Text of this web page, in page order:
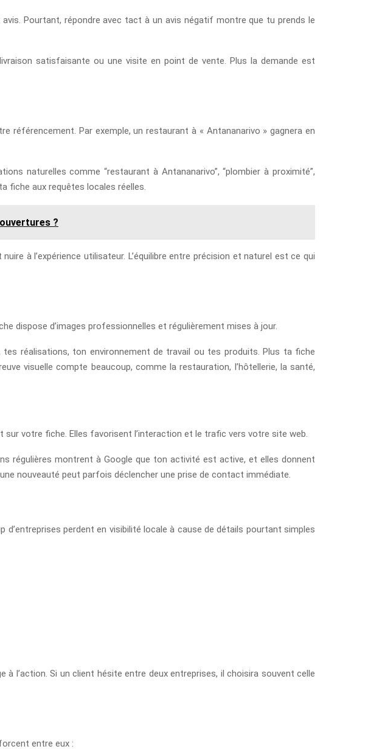
Pourtant, répondre avec tact à un avis négatif montre que tu prends le
satisfaisante ou une visite en point de vente. Plus la demande est
Par exemple, un restaurant à « Antananarivo » gagnera en
naturelles comme “restaurant à Antananarivo”, “plombier à proximité”,
fiche aux requêtes locales réelles.
?
à l’expérience utilisateur. L’équilibre entre précision et naturel est ce qui
dispose d’images professionnelles et régulièrement mises à jour.
réalisations, ton environnement de travail ou tes produits. Plus ta fiche
visuelle compte beaucoup, comme la restauration, l’hôtellerie, la santé,
votre fiche. Elles favorisent l’interaction et le trafic vers votre site web.
régulières montrent à Google que ton activité est active, et elles donnent
nouveauté peut parfois déclencher une prise de contact immédiate.
perdent en visibilité locale à cause de détails pourtant simples
l’action. Si un client hésite entre deux entreprises, il choisira souvent celle
entre eux :